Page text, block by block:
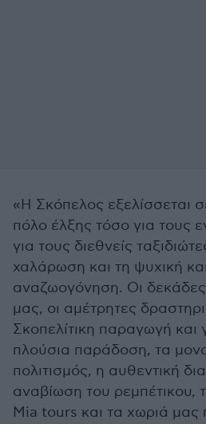
«Η Σκόπελος εξελίσσεται
πόλο έλξης τόσο για τους
για τους διεθνείς
χαλάρωση και τη ψυχική
αναζωογόνηση. Οι δεκάδες
μας, οι αμέτρητες
Σκοπελίτικη παραγωγή και
πλούσια παράδοση, τα
πολιτισμός​, η αυθεντική
αναβίωση του ρεμπέτικου,
Mia tours και τα χωριά